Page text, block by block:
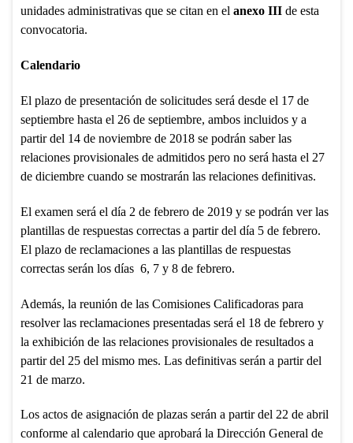
unidades administrativas que se citan en el anexo IIIde esta
convocatoria.
Calendario
El plazo de presentación de solicitudes será desde el 17 de
septiembre hasta el 26 de septiembre, ambos incluidos y a
partir del 14 de noviembre de 2018 se podrán saber las
relaciones provisionales de admitidos pero no será hasta el 27
de diciembre cuando se mostrarán las relaciones definitivas.
El examen será el día 2 de febrero de 2019 y se podrán ver las
plantillas de respuestas correctas a partir del día 5 de febrero.
El plazo de reclamaciones a las plantillas de respuestas
correctas serán los días 6, 7 y 8 de febrero.
Además, la reunión de las Comisiones Calificadoras para
resolver las reclamaciones presentadas será el 18 de febrero y
la exhibición de las relaciones provisionales de resultados a
partir del 25 del mismo mes. Las definitivas serán a partir del
21 de marzo.
Los actos de asignación de plazas serán a partir del 22 de abril
conforme al calendario que aprobará la Dirección General de